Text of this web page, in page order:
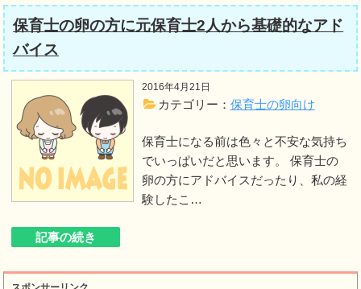
保育士の卵の方に元保育士2人から基礎的なアド
バイス
2016年4月21日
カテゴリー： 保育士の卵向け
保育士になる前は色々と不安な気持ち
でいっぱいだと思います。 保育士の
卵の方にアドバイスだったり、私の経
験したこ…
記事の続き